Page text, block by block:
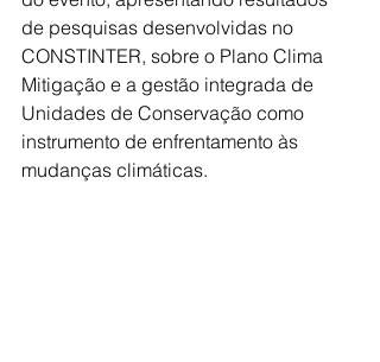
de pesquisas desenvolvidas no
CONSTINTER, sobre o Plano Clima
Mitigação e a gestão integrada de
Unidades de Conservação como
instrumento de enfrentamento às
mudanças climáticas.